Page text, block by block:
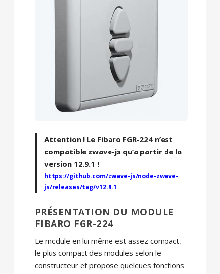
Attention ! Le Fibaro FGR-224 n’est
compatible zwave-js qu’a partir de la
version 12.9.1 !
https://github.com/zwave-js/node-zwave-
js/releases/tag/v12.9.1
PRÉSENTATION DU MODULE
FIBARO FGR-224
Le module en lui même est assez compact,
le plus compact des modules selon le
constructeur et propose quelques fonctions